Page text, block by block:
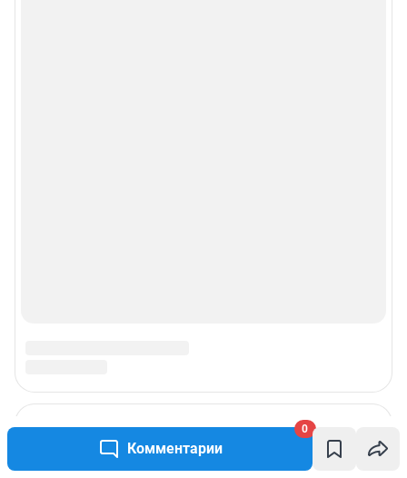
Комментарии
0